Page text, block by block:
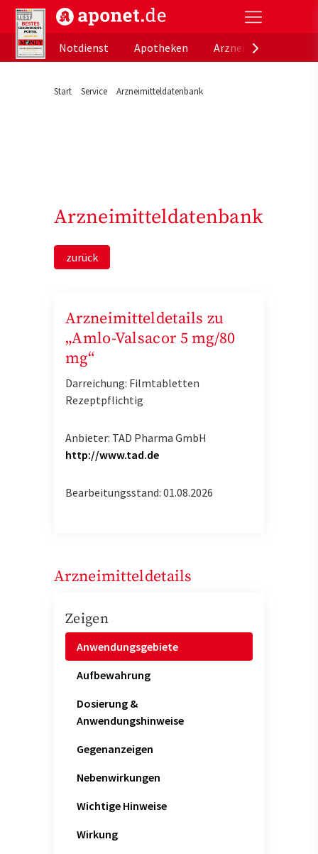
aponet.de - Das offizielle Gesundheitsportal der
Notdienst
Apotheken
Start Service Arzneimitteldatenbank
Arzneimitteldatenbank
zurück
Arzneimitteldetails zu
„Amlo-Valsacor 5 mg/80
mg“
Darreichung: Filmtabletten
Rezeptpflichtig
Anbieter: TAD Pharma GmbH
http://www.tad.de
Bearbeitungsstand: 01.08.2026
Arzneimitteldetails
Zeigen
Anwendungsgebiete
Aufbewahrung
Dosierung &
Anwendungshinweise
Gegenanzeigen
Nebenwirkungen
Wichtige Hinweise
Wirkung